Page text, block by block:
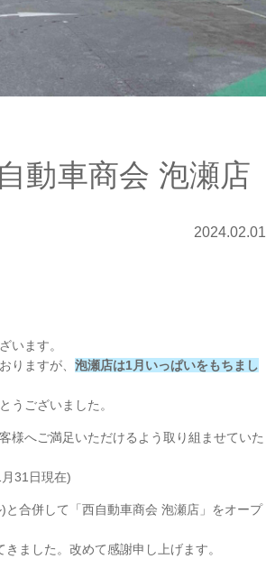
動車商会 泡瀬店
2024.02.01
います。
りますが、 泡瀬店は1月いっぱいをもちまし
うございました。
様へご満足いただけるよう取り組ませていた
31日現在)
合併して「西自動車商会 泡瀬店」をオープ
ました。改めて感謝申し上げます。